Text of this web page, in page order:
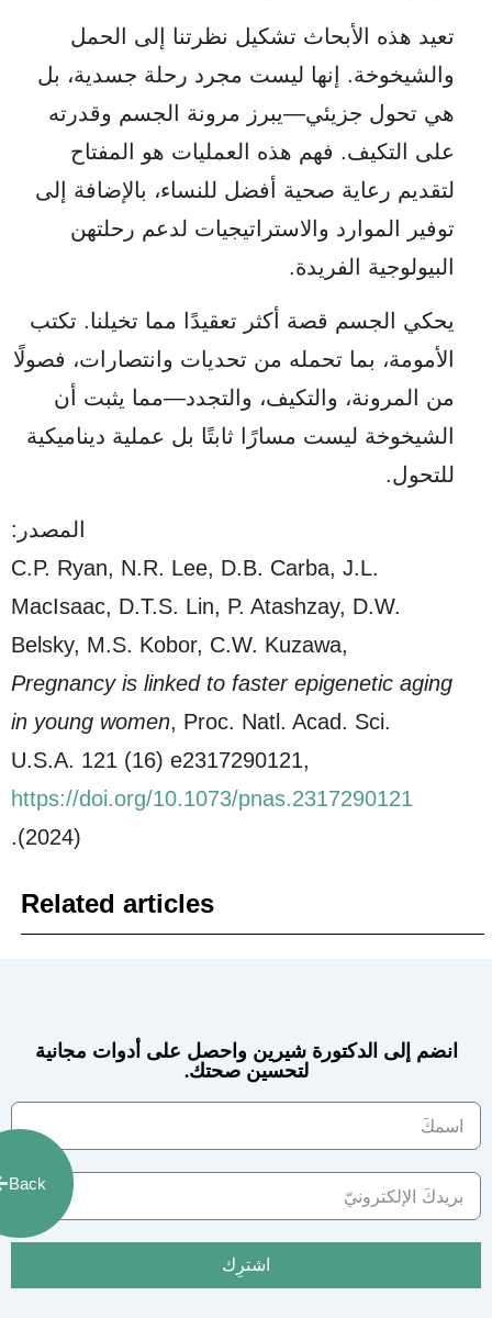
Back
تعيد هذه الأبحاث تشكيل نظرتنا إلى الحمل
والشيخوخة. إنها ليست مجرد رحلة جسدية، بل
هي تحول جزيئي—يبرز مرونة الجسم وقدرته
على التكيف. فهم هذه العمليات هو المفتاح
لتقديم رعاية صحية أفضل للنساء، بالإضافة إلى
توفير الموارد والاستراتيجيات لدعم رحلتهن
البيولوجية الفريدة.
يحكي الجسم قصة أكثر تعقيدًا مما تخيلنا. تكتب
الأمومة، بما تحمله من تحديات وانتصارات، فصولًا
من المرونة، والتكيف، والتجدد—مما يثبت أن
الشيخوخة ليست مسارًا ثابتًا بل عملية ديناميكية
للتحول.
المصدر :
C.P. Ryan, N.R. Lee, D.B. Carba, J.L.
MacIsaac, D.T.S. Lin, P. Atashzay, D.W.
Belsky, M.S. Kobor, C.W. Kuzawa,
Pregnancy is linked to faster epigenetic aging
in young women, Proc. Natl. Acad. Sci.
U.S.A. 121 (16) e2317290121,
https://doi.org/10.1073/pnas.2317290121
(2024).
Related articles
انضم إلى الدكتورة شيرين واحصل على أدوات مجانية
لتحسين صحتك.
اشترِك